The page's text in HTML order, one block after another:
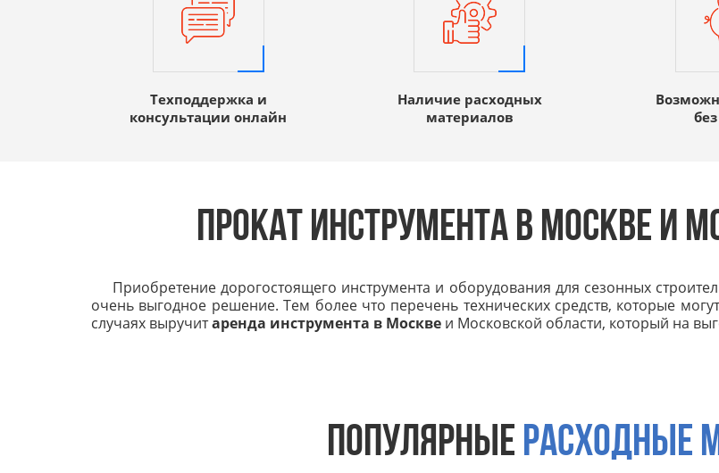
Техподдержка и
консультации онлайн
Наличие расходных
материалов
ПРОКАТ ИНСТРУМЕНТА В МОСКВЕ И
Приобретение дорогостоящего инструмента и оборудования для сезонных
очень выгодное решение. Тем более что перечень технических средств, которые
случаях выручитаренда инструмента в Москве и Московской области, который на
ПОПУЛЯРНЫЕ РАСХОДНЫЕ